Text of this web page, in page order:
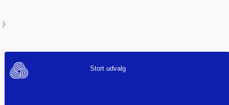
Stort udvalg